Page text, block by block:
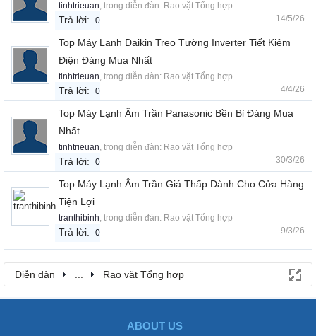
tinhtrieuan, trong diễn đàn: Rao vặt Tổng hợp
Trả lời: 0 14/5/26
Top Máy Lạnh Daikin Treo Tường Inverter Tiết Kiệm
Điện Đáng Mua Nhất
tinhtrieuan, trong diễn đàn: Rao vặt Tổng hợp
Trả lời: 0 4/4/26
Top Máy Lạnh Âm Trần Panasonic Bền Bỉ Đáng Mua
Nhất
tinhtrieuan, trong diễn đàn: Rao vặt Tổng hợp
Trả lời: 0 30/3/26
Top Máy Lạnh Âm Trần Giá Thấp Dành Cho Cửa Hàng
Tiện Lợi
tranthibinh, trong diễn đàn: Rao vặt Tổng hợp
Trả lời: 0 9/3/26
Diễn đàn ... Rao vặt Tổng hợp
ABOUT US